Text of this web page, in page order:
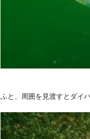
ふと、周囲を見渡すとダイ